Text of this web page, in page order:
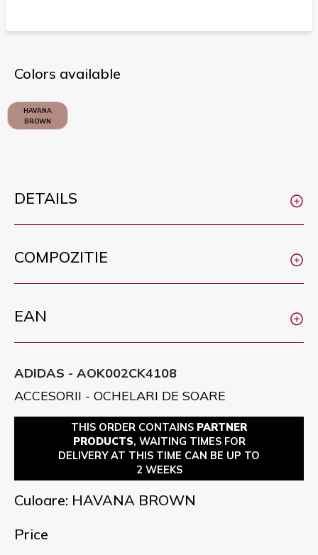
Colors available
HAVANA
BROWN
DETAILS
COMPOZITIE
EAN
ADIDAS - AOK002CK4108
ACCESORII - OCHELARI DE SOARE
THIS ORDER CONTAINS PARTNER
PRODUCTS, WAITING TIMES FOR
DELIVERY AT THIS TIME CAN BE UP TO
2 WEEKS
Culoare: HAVANA BROWN
Price